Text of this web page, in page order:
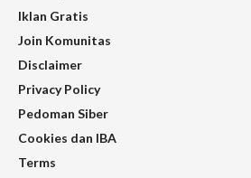
Iklan Gratis
Join Komunitas
Disclaimer
Privacy Policy
Pedoman Siber
Cookies dan IBA
Terms